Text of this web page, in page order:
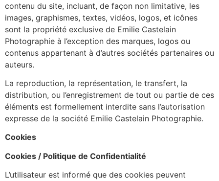
contenu du site, incluant, de façon non limitative, les
images, graphismes, textes, vidéos, logos, et icônes
sont la propriété exclusive de Emilie Castelain
Photographie à l’exception des marques, logos ou
contenus appartenant à d’autres sociétés partenaires ou
auteurs.
La reproduction, la représentation, le transfert, la
distribution, ou l’enregistrement de tout ou partie de ces
éléments est formellement interdite sans l’autorisation
expresse de la société Emilie Castelain Photographie.
Cookies
Cookies / Politique de Confidentialité
L’utilisateur est informé que des cookies peuvent